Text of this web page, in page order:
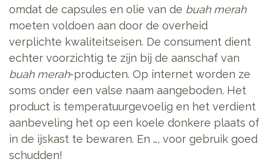
omdat de capsules en olie van de buah merah
moeten voldoen aan door de overheid
verplichte kwaliteitseisen. De consument dient
echter voorzichtig te zijn bij de aanschaf van
buah merah-producten. Op internet worden ze
soms onder een valse naam aangeboden. Het
product is temperatuurgevoelig en het verdient
aanbeveling het op een koele donkere plaats of
in de ijskast te bewaren. En …, voor gebruik goed
schudden!